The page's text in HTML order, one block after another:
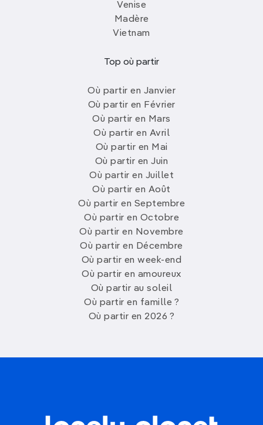
Venise
Madère
Vietnam
Top où partir
Où partir en Janvier
Où partir en Février
Où partir en Mars
Où partir en Avril
Où partir en Mai
Où partir en Juin
Où partir en Juillet
Où partir en Août
Où partir en Septembre
Où partir en Octobre
Où partir en Novembre
Où partir en Décembre
Où partir en week-end
Où partir en amoureux
Où partir au soleil
Où partir en famille ?
Où partir en 2026 ?